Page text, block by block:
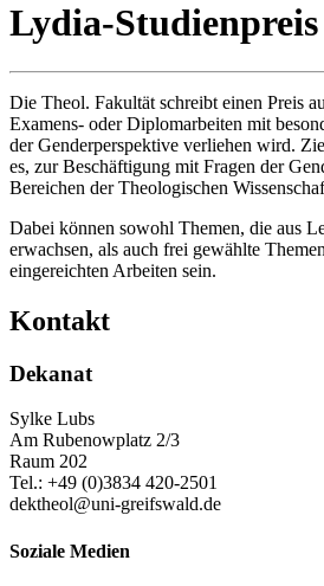
Lydia-Studienpreis
Die Theol. Fakultät schreibt einen Preis
Examens- oder Diplomarbeiten mit
der Genderperspektive verliehen wird.
es, zur Beschäftigung mit Fragen der
Bereichen der Theologischen
Dabei können sowohl Themen, die aus
erwachsen, als auch frei gewählte
eingereichten Arbeiten sein.
Kontakt
Dekanat
Sylke Lubs
Am Rubenowplatz 2/3
Raum 202
Tel.: +49 (0)3834 420-2501
dektheol@uni-greifswald.de
Soziale Medien